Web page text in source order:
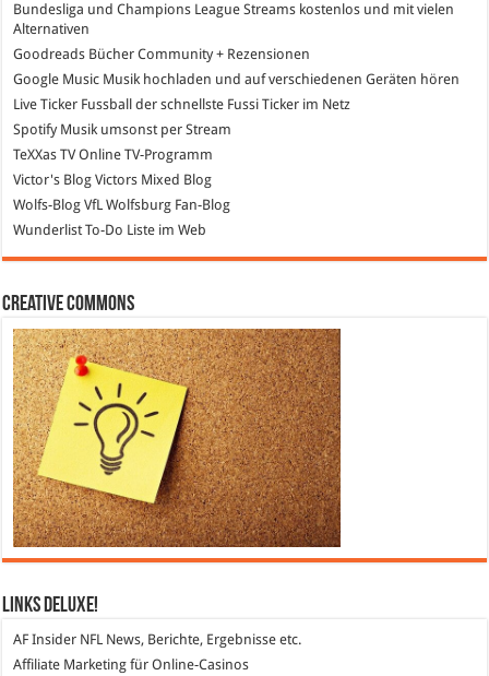
Bundesliga und Champions League Streams kostenlos und mit vielen
Alternativen
Goodreads Bücher Community + Rezensionen
Google Music Musik hochladen und auf verschiedenen Geräten hören
Live Ticker Fussball
der schnellste Fussi Ticker im Netz
SpotifyMusik umsonst per Stream
TeXXas TVOnline TV-Programm
Victor's Blog Victors Mixed Blog
Wolfs-Blog VfL Wolfsburg Fan-Blog
WunderlistTo-Do Liste im Web
Creative Commons
Links DeLuXe!
AF Insider NFL News, Berichte, Ergebnisse etc.
Affiliate Marketing für Online-Casinos